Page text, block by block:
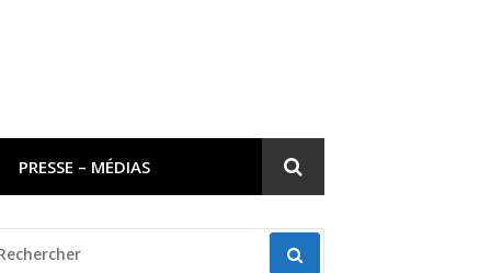
PRESSE – MÉDIAS